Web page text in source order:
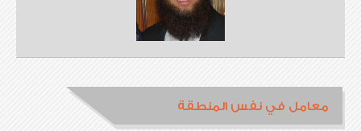
معامل في نفس المنطقة